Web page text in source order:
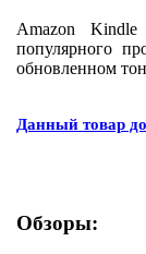
Amazon
популярного
обновленном
Данный товар
Обзоры: